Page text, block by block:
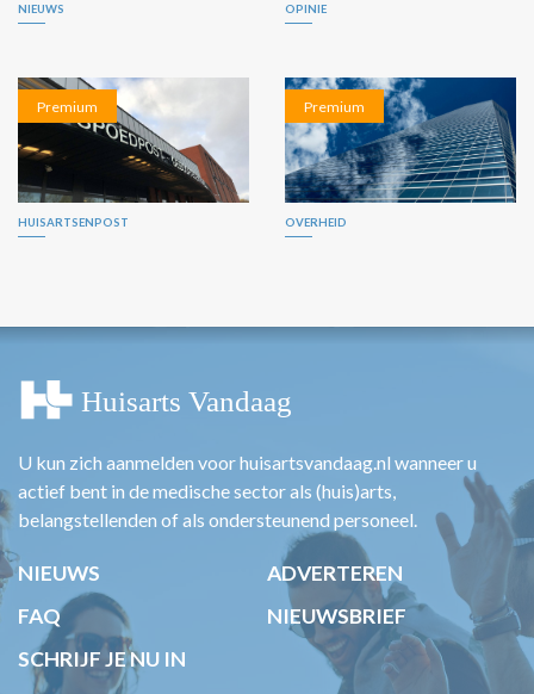
NIEUWS OPINIE
Premium
HUISARTSENPOST
Premium
OVERHEID
U kun zich aanmelden voor huisartsvandaag.nl wanneer u
actief bent in de medische sector als (huis)arts,
belangstellenden of als ondersteunend personeel.
NIEUWS
ADVERTEREN
FAQ
NIEUWSBRIEF
SCHRIJF JE NU IN